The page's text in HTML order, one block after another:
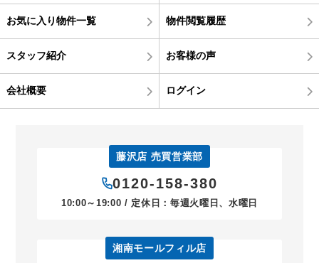
お気に入り物件一覧 物件閲覧履歴
スタッフ紹介 お客様の声
会社概要 ログイン
藤沢店 売買営業部
0120-158-380
10:00～19:00 / 定休日：毎週火曜日、水曜日
湘南モールフィル店